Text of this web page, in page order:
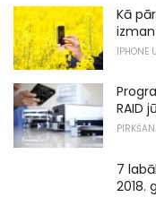
Kā
IPHONE
RAID
7
2018.